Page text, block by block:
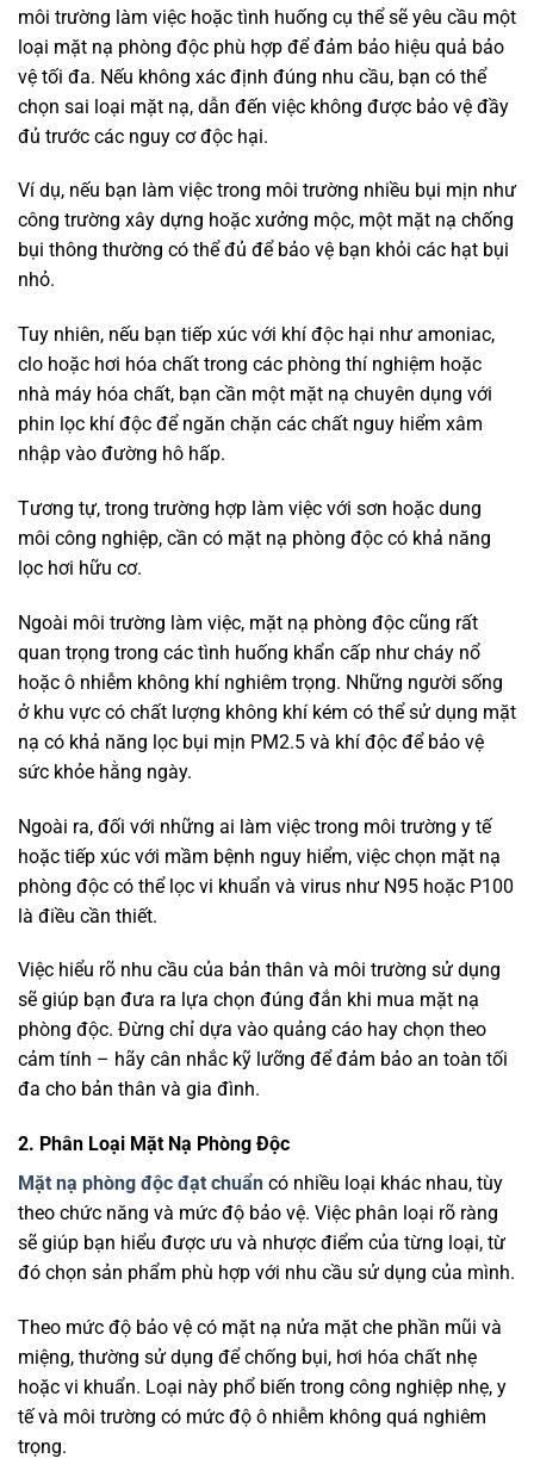
môi trường làm việc hoặc tình huống cụ thể sẽ yêu cầu một
loại mặt nạ phòng độc phù hợp để đảm bảo hiệu quả bảo
vệ tối đa. Nếu không xác định đúng nhu cầu, bạn có thể
chọn sai loại mặt nạ, dẫn đến việc không được bảo vệ đầy
đủ trước các nguy cơ độc hại.
Ví dụ, nếu bạn làm việc trong môi trường nhiều bụi mịn như
công trường xây dựng hoặc xưởng mộc, một mặt nạ chống
bụi thông thường có thể đủ để bảo vệ bạn khỏi các hạt bụi
nhỏ.
Tuy nhiên, nếu bạn tiếp xúc với khí độc hại như amoniac,
clo hoặc hơi hóa chất trong các phòng thí nghiệm hoặc
nhà máy hóa chất, bạn cần một mặt nạ chuyên dụng với
phin lọc khí độc để ngăn chặn các chất nguy hiểm xâm
nhập vào đường hô hấp.
Tương tự, trong trường hợp làm việc với sơn hoặc dung
môi công nghiệp, cần có mặt nạ phòng độc có khả năng
lọc hơi hữu cơ.
Ngoài môi trường làm việc, mặt nạ phòng độc cũng rất
quan trọng trong các tình huống khẩn cấp như cháy nổ
hoặc ô nhiễm không khí nghiêm trọng. Những người sống
ở khu vực có chất lượng không khí kém có thể sử dụng mặt
nạ có khả năng lọc bụi mịn PM2.5 và khí độc để bảo vệ
sức khỏe hằng ngày.
Ngoài ra, đối với những ai làm việc trong môi trường y tế
hoặc tiếp xúc với mầm bệnh nguy hiểm, việc chọn mặt nạ
phòng độc có thể lọc vi khuẩn và virus như N95 hoặc P100
là điều cần thiết.
Việc hiểu rõ nhu cầu của bản thân và môi trường sử dụng
sẽ giúp bạn đưa ra lựa chọn đúng đắn khi mua mặt nạ
phòng độc. Đừng chỉ dựa vào quảng cáo hay chọn theo
cảm tính – hãy cân nhắc kỹ lưỡng để đảm bảo an toàn tối
đa cho bản thân và gia đình.
2. Phân Loại Mặt Nạ Phòng Độc
Mặt nạ phòng độc đạt chuẩn có nhiều loại khác nhau, tùy
theo chức năng và mức độ bảo vệ. Việc phân loại rõ ràng
sẽ giúp bạn hiểu được ưu và nhược điểm của từng loại, từ
đó chọn sản phẩm phù hợp với nhu cầu sử dụng của mình.
Theo mức độ bảo vệ có mặt nạ nửa mặt che phần mũi và
miệng, thường sử dụng để chống bụi, hơi hóa chất nhẹ
hoặc vi khuẩn. Loại này phổ biến trong công nghiệp nhẹ, y
tế và môi trường có mức độ ô nhiễm không quá nghiêm
trọng.